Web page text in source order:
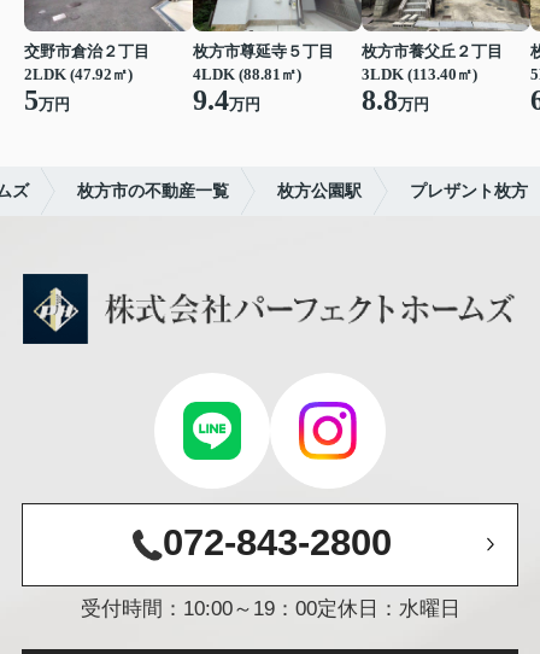
交野市倉治２丁目
2LDK (47.92㎡)
5万円
枚方市尊延寺５丁目
4LDK (88.81㎡)
9.4万円
枚方市養父丘２丁目
3LDK (113.40㎡)
8.8万円
ズ 枚方市の不動産一覧 枚方公園駅 プレザント枚方
072-843-2800
受付時間：10:00～19：00定休日：水曜日